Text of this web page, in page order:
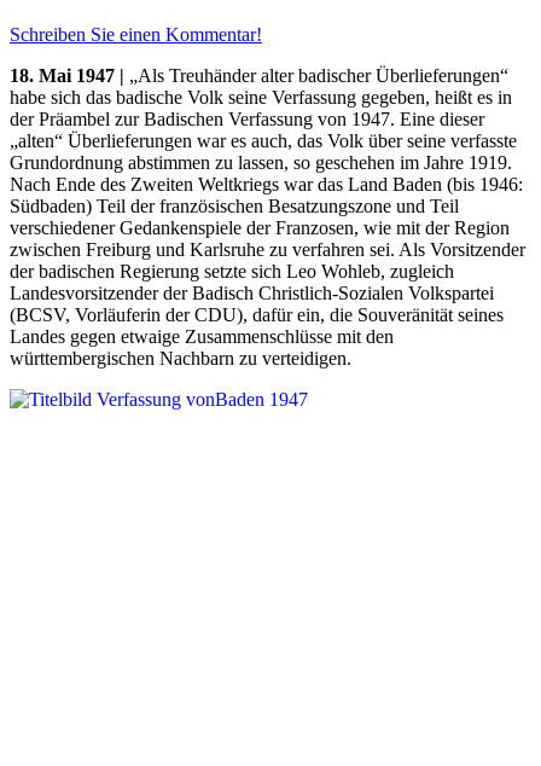
Schreiben Sie einen Kommentar!
18. Mai 1947 | „Als Treuhänder alter badischer Überlieferungen“
habe sich das badische Volk seine Verfassung gegeben, heißt es in
der Präambel zur Badischen Verfassung von 1947. Eine dieser
„alten“ Überlieferungen war es auch, das Volk über seine verfasste
Grundordnung abstimmen zu lassen, so geschehen im Jahre 1919.
Nach Ende des Zweiten Weltkriegs war das Land Baden (bis 1946:
Südbaden) Teil der französischen Besatzungszone und Teil
verschiedener Gedankenspiele der Franzosen, wie mit der Region
zwischen Freiburg und Karlsruhe zu verfahren sei. Als Vorsitzender
der badischen Regierung setzte sich Leo Wohleb, zugleich
Landesvorsitzender der Badisch Christlich-Sozialen Volkspartei
(BCSV, Vorläuferin der CDU), dafür ein, die Souveränität seines
Landes gegen etwaige Zusammenschlüsse mit den
württembergischen Nachbarn zu verteidigen.